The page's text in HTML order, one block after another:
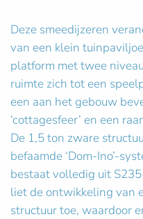
Deze smeedijzeren
van een klein
platform met twee
ruimte zich tot een
een aan het gebouw
‘cottagesfeer’ en een
De 1,5 ton zware
befaamde ‘Dom-Ino’-
bestaat volledig uit
liet de ontwikkeling van
structuur toe, waardoor